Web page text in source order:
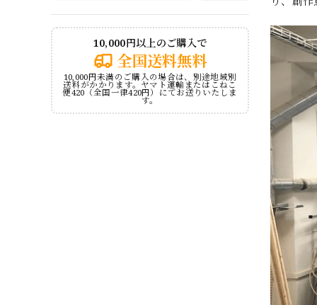
10,000円以上のご購入で
全国送料無料
10,000円未満のご購入の場合は、別途地域別
送料がかかります。ヤマト運輸またはこねこ
便420（全国一律420円）にてお送りいたしま
す。